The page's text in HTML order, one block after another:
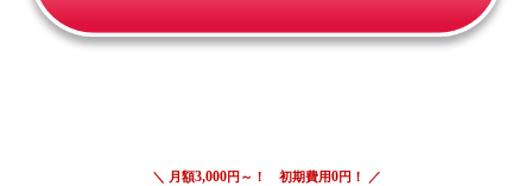
＼ 月額3,000円～！ 初期費用0円！ ／